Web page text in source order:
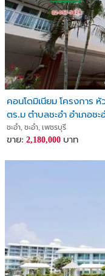
คอนโดมิเนียม โครงการ
ตร.ม ตำบลชะอำ อำเภอช
ชะอำ, ชะอำ, เพชรบุรี
ขาย: 2,180,000 บาท